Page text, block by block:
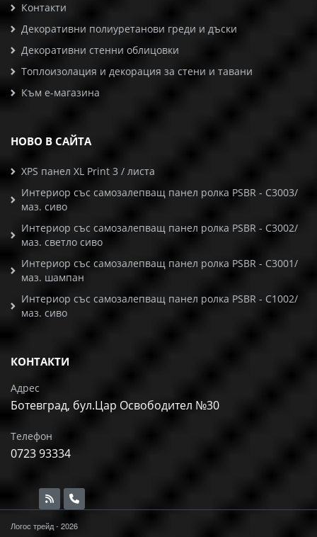
Контакти
Декоративни полиуретанови греди и дъски
Декоративни стенни облицовки
Топлоизолация и декорация за стени и тавани
Към е-магазина
НОВО В САЙТА
XPS панел XL Print 3 / листа
Интериор със самозалепващ панел ролка PSBR - C3003/
маз. сиво
Интериор със самозалепващ панел ролка PSBR - C3002/
маз. светло сиво
Интериор със самозалепващ панел ролка PSBR - C3001/
маз. шампан
Интериор със самозалепващ панел ролка PSBR - C1002/
маз. сиво
КОНТАКТИ
Адрес
Ботевград, бул.Цар Освободител №30
Телефон
0723 93334
Логос трейд - 2026